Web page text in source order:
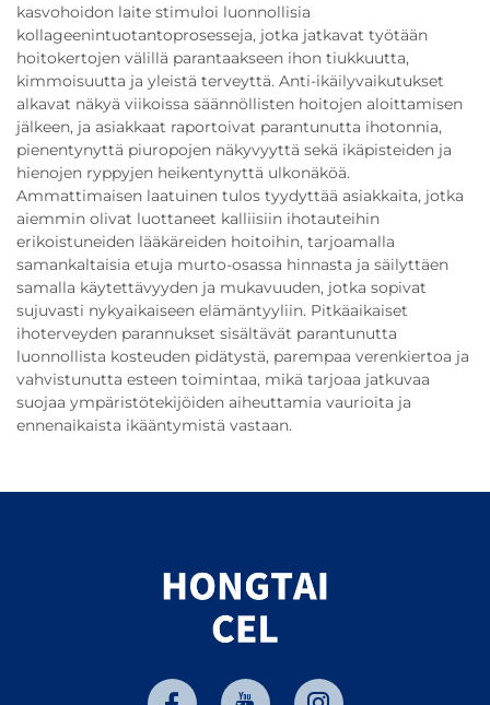
kasvohoidon laite stimuloi luonnollisia
kollageenintuotantoprosesseja, jotka jatkavat työtään
hoitokertojen välillä parantaakseen ihon tiukkuutta,
kimmoisuutta ja yleistä terveyttä. Anti-ikäilyvaikutukset
alkavat näkyä viikoissa säännöllisten hoitojen aloittamisen
jälkeen, ja asiakkaat raportoivat parantunutta ihotonnia,
pienentynyttä piuropojen näkyvyyttä sekä ikäpisteiden ja
hienojen ryppyjen heikentynyttä ulkonäköä.
Ammattimaisen laatuinen tulos tyydyttää asiakkaita, jotka
aiemmin olivat luottaneet kalliisiin ihotauteihin
erikoistuneiden lääkäreiden hoitoihin, tarjoamalla
samankaltaisia etuja murto-osassa hinnasta ja säilyttäen
samalla käytettävyyden ja mukavuuden, jotka sopivat
sujuvasti nykyaikaiseen elämäntyyliin. Pitkäaikaiset
ihoterveyden parannukset sisältävät parantunutta
luonnollista kosteuden pidätystä, parempaa verenkiertoa ja
vahvistunutta esteen toimintaa, mikä tarjoaa jatkuvaa
suojaa ympäristötekijöiden aiheuttamia vaurioita ja
ennenaikaista ikääntymistä vastaan.